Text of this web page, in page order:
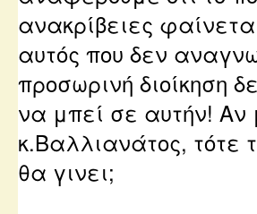
ανακρίβειες
αυτός που δεν
προσωρινή διοίκηση
να μπεί σε αυτήν! Αν
κ.Βαλλιανάτος, τότε
θα γινει;